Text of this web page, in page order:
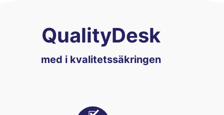
QualityDesk
med i kvalitetssäkringen